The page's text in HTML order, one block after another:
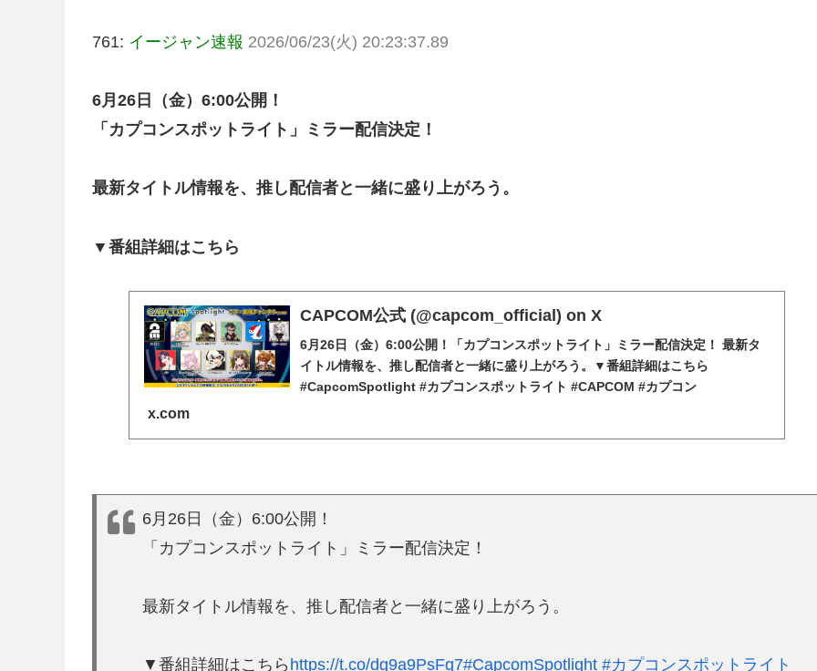
761: イージャン速報 2026/06/23(火) 20:23:37.89
6月26日（金）6:00公開！
「カプコンスポットライト」ミラー配信決定！
最新タイトル情報を、推し配信者と一緒に盛り上がろう。
▼番組詳細はこちら
CAPCOM公式 (@capcom_official) on X
6月26日（金）6:00公開！「カプコンスポットライト」ミラー配信決定！ 最新タ
イトル情報を、推し配信者と一緒に盛り上がろう。▼番組詳細はこちら
#CapcomSpotlight #カプコンスポットライト #CAPCOM #カプコン
x.com
6月26日（金）6:00公開！
「カプコンスポットライト」ミラー配信決定！
最新タイトル情報を、推し配信者と一緒に盛り上がろう。
▼番組詳細はこちら https://t.co/dg9a9PsFq7#CapcomSpotlight #カプコンスポットライト